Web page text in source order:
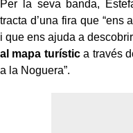
Per la seva banda,
tracta d’una fira que “ens
i que ens ajuda a
al mapa turística través
a la Noguera”.